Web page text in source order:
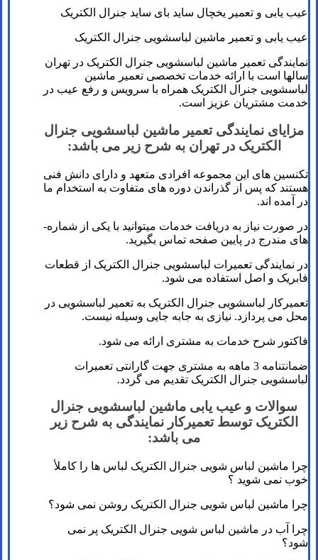
عیب یابی و تعمیر یخچال ساید بای ساید جنرال الکتریک
عیب یابی و تعمیر ماشین لباسشویی جنرال الکتریک
نمایندگی تعمیر ماشین لباسشویی جنرال الکتریک در تهران
سال­ها است با ارائه خدمات تخصصی تعمیر ماشین
لباسشویی جنرال الکتریک همراه با سرویس و رفع عیب در
خدمت مشتریان عزیز است.
مزایای نمایندگی تعمیر ماشین لباسشویی جنرال
الکتریک در تهران به شرح زیر می باشد:
تکنسین­ های این مجموعه افرادی متعهد و دارای دانش فنی
هستند که پس از گذراندن دوره­ های متفاوت به استخدام ما
در آمده­ اند.
در صورت نیاز به دریافت خدمات می­توانید با یکی از شماره­
های مندرج در پایین صفحه تماس بگیرید.
در نمایندگی تعمیرات لباسشویی جنرال الکتریک از قطعات
فابریک و اصل استفاده می شود.
تعمیرکار لباسشویی جنرال الکتریک به تعمیر لباسشویی در
محل می پردازد. نیازی به جابه جایی وسیله نیست.
فاکتور شرح خدمات به مشتری ارائه می شود.
ضمانتنامه 3 ماهه به مشتری جهت گارانتی تعمیرات
لباسشویی جنرال الکتریک تقدیم می گردد.
سوالات و عیب یابی ماشین لباسشویی جنرال
الکتریک توسط تعمیرکار نمایندگی به شرح زیر
می باشد:
چرا ماشین لباس شویی جنرال الکتریک لباس ها را کاملأ
خوب نمی شوید ؟
چرا ماشین لباس شویی جنرال الکتریک روشن نمی شود؟
چرا آب در ماشین لباس شویی جنرال الکتریک پر نمی
شود؟